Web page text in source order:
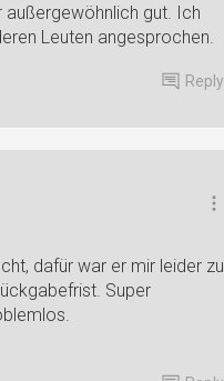
gut. Ich
Leuten angesprochen.
Reply
dafür war er mir leider zu
Super